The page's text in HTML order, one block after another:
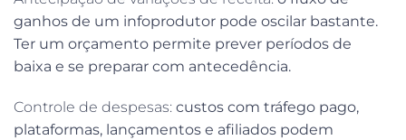
ganhos de um infoprodutor pode oscilar bastante.
Ter um orçamento permite prever períodos de
baixa e se preparar com antecedência.
Controle de despesas: custos com tráfego pago,
plataformas, lançamentos e afiliados podem